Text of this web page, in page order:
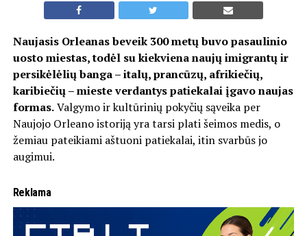
Naujasis Orleanas beveik 300 metų buvo pasaulinio
uosto miestas, todėl su kiekviena naujų imigrantų ir
persikėlėlių banga – italų, prancūzų, afrikiečių,
karibiečių – mieste verdantys patiekalai įgavo naujas
formas.Valgymo ir kultūrinių pokyčių sąveika per
Naujojo Orleano istoriją yra tarsi plati šeimos medis, o
žemiau pateikiami aštuoni patiekalai, itin svarbūs jo
augimui.
Reklama